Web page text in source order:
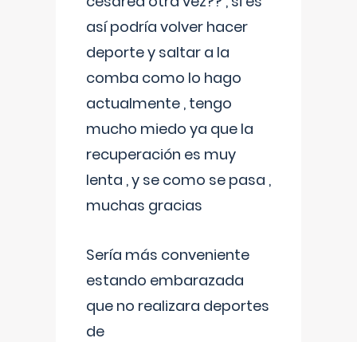
así podría volver hacer
deporte y saltar a la
comba como lo hago
actualmente , tengo
mucho miedo ya que la
recuperación es muy
lenta , y se como se pasa ,
muchas gracias
Sería más conveniente
estando embarazada
que no realizara deportes
de